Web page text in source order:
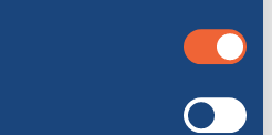
dass Cookies auf